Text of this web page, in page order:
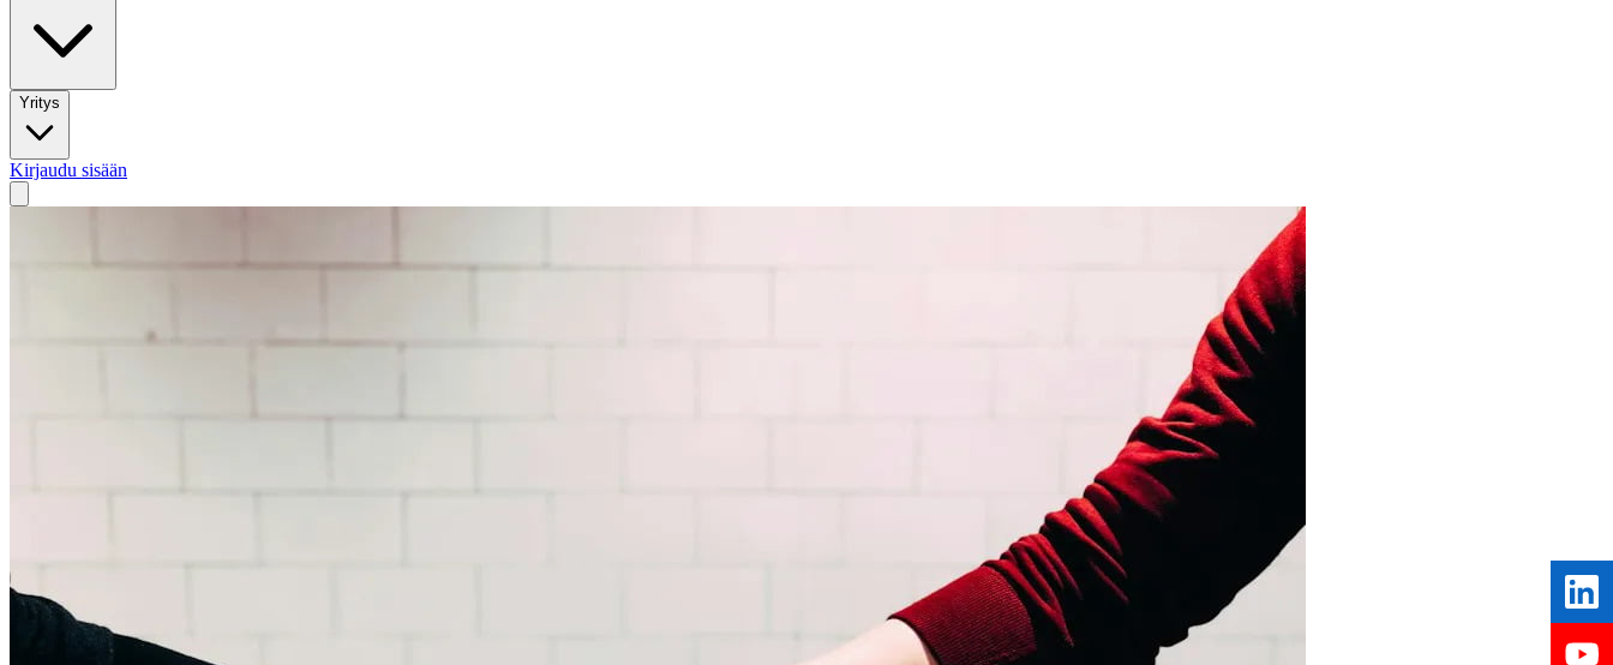
Yritys
Kirjaudu sisään